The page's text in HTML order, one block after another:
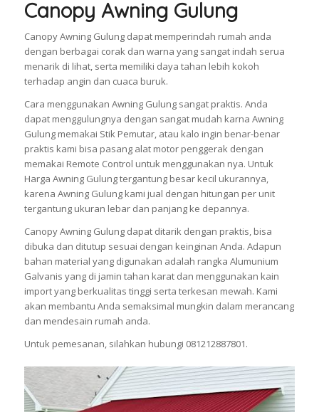
Canopy Awning Gulung
Canopy Awning Gulung dapat memperindah rumah anda
dengan berbagai corak dan warna yang sangat indah serua
menarik di lihat, serta memiliki daya tahan lebih kokoh
terhadap angin dan cuaca buruk.
Cara menggunakan Awning Gulung sangat praktis. Anda
dapat menggulungnya dengan sangat mudah karna Awning
Gulung memakai Stik Pemutar, atau kalo ingin benar-benar
praktis kami bisa pasang alat motor penggerak dengan
memakai Remote Control untuk menggunakan nya. Untuk
Harga Awning Gulung tergantung besar kecil ukurannya,
karena Awning Gulung kami jual dengan hitungan per unit
tergantung ukuran lebar dan panjang ke depannya.
Canopy Awning Gulung dapat ditarik dengan praktis, bisa
dibuka dan ditutup sesuai dengan keinginan Anda. Adapun
bahan material yang digunakan adalah rangka Alumunium
Galvanis yang di jamin tahan karat dan menggunakan kain
import yang berkualitas tinggi serta terkesan mewah. Kami
akan membantu Anda semaksimal mungkin dalam merancang
dan mendesain rumah anda.
Untuk pemesanan, silahkan hubungi 081212887801.